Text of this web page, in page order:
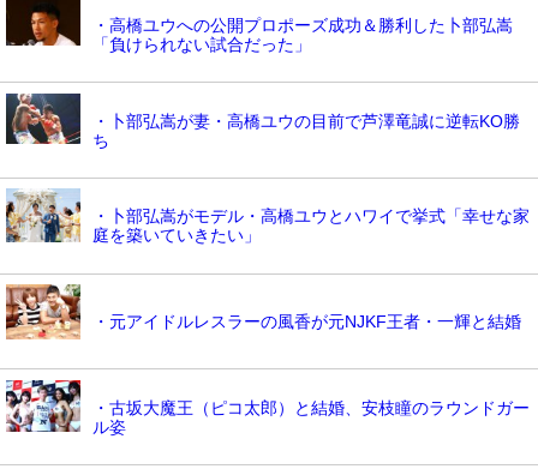
・高橋ユウへの公開プロポーズ成功＆勝利した卜部弘嵩
「負けられない試合だった」
・卜部弘嵩が妻・高橋ユウの目前で芦澤竜誠に逆転KO勝
ち
・卜部弘嵩がモデル・高橋ユウとハワイで挙式「幸せな家
庭を築いていきたい」
・元アイドルレスラーの風香が元NJKF王者・一輝と結婚
・古坂大魔王（ピコ太郎）と結婚、安枝瞳のラウンドガー
ル姿